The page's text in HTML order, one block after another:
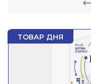
ТОВАР ДНЯ